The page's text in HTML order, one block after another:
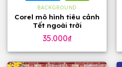
BACKGROUND
Corel mô hình tiêu cảnh
Tết ngoài trời
35.000₫